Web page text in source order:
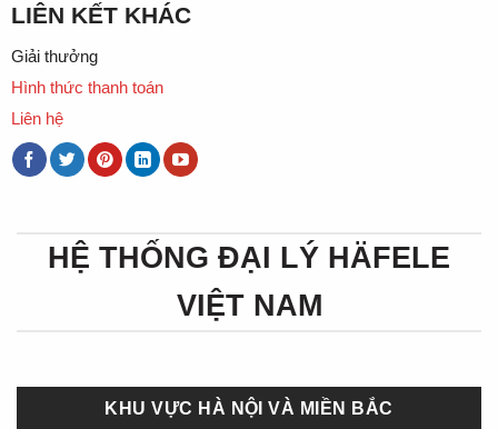
LIÊN KẾT KHÁC
Giải thưởng
Hình thức thanh toán
Liên hệ
HỆ THỐNG ĐẠI LÝ HÄFELE
VIỆT NAM
KHU VỰC HÀ NỘI VÀ MIỀN BẮC